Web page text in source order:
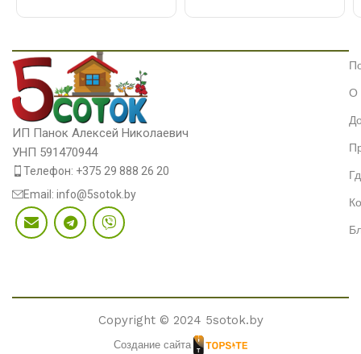
ИП Панок Алексей Николаевич
УНП 591470944
Телефон: +375 29 888 26 20
Email: info@5sotok.by
О
Copyright © 2024 5sotok.by
Создание сайта